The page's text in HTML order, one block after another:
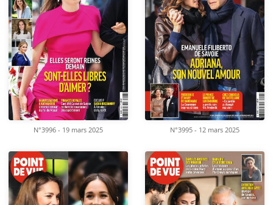
N°3996 - 19 mars 2025 N°3995 - 12 mars 2025